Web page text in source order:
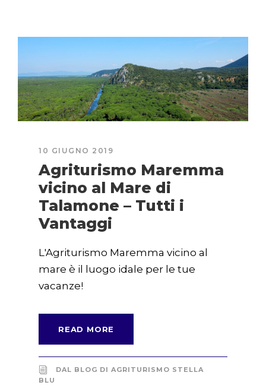
10 GIUGNO 2019
Agriturismo Maremma
vicino al Mare di
Talamone – Tutti i
Vantaggi
L'Agriturismo Maremma vicino al
mare è il luogo idale per le tue
vacanze!
READ MORE
DAL BLOG DI AGRITURISMO STELLA
BLU